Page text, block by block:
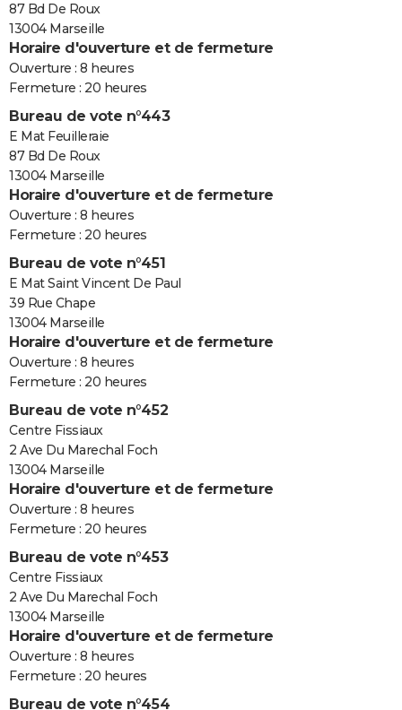
87 Bd De Roux
13004 Marseille
Horaire d'ouverture et de fermeture
Ouverture : 8 heures
Fermeture : 20 heures
Bureau de vote n°443
E Mat Feuilleraie
87 Bd De Roux
13004 Marseille
Horaire d'ouverture et de fermeture
Ouverture : 8 heures
Fermeture : 20 heures
Bureau de vote n°451
E Mat Saint Vincent De Paul
39 Rue Chape
13004 Marseille
Horaire d'ouverture et de fermeture
Ouverture : 8 heures
Fermeture : 20 heures
Bureau de vote n°452
Centre Fissiaux
2 Ave Du Marechal Foch
13004 Marseille
Horaire d'ouverture et de fermeture
Ouverture : 8 heures
Fermeture : 20 heures
Bureau de vote n°453
Centre Fissiaux
2 Ave Du Marechal Foch
13004 Marseille
Horaire d'ouverture et de fermeture
Ouverture : 8 heures
Fermeture : 20 heures
Bureau de vote n°454